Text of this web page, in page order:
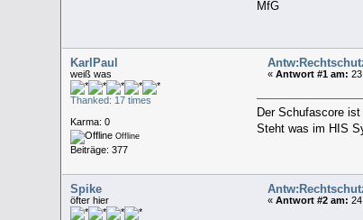
MfG
KarlPaul
weiß was
Thanked: 17 times
Karma: 0
Offline
Beiträge: 377
«Antwort #1 am:
Der Schufascore
Steht was im HIS
Spike
öfter hier «Antwort #2 am: